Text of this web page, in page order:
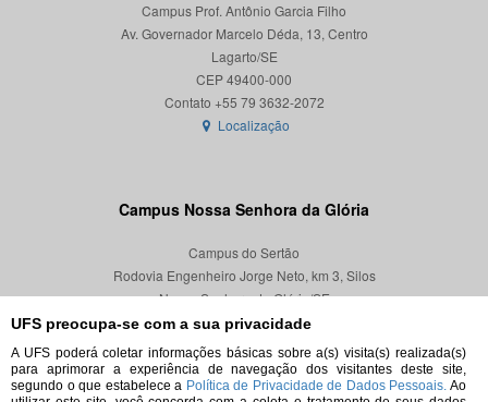
UFS preocupa-se com a sua privacidade
A UFS poderá coletar informações básicas sobre a(s) visita(s) realizada(s)
para aprimorar a experiência de navegação dos visitantes deste site,
segundo o que estabelece a Política de Privacidade de Dados Pessoais. Ao
Campus Prof. Antônio Garcia Filho
Av. Governador Marcelo Déda, 13, Centro
Lagarto/SE
CEP 49400-000
Localização
Campus Nossa Senhora da Glória
Campus do Sertão
Rodovia Engenheiro Jorge Neto, km 3, Silos
Nossa Senhora da Glória/SE
CEP 49680-000
Localização